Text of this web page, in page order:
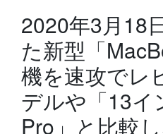
2020年3月18
た新型「
機を速攻でレ
デルや「13イ
Pro」と比較